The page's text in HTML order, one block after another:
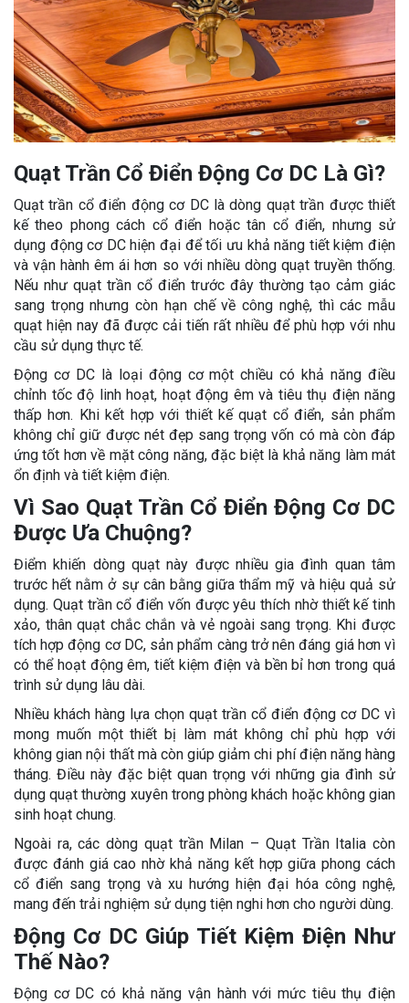
Quạt Trần Cổ Điển Động Cơ DC Là Gì?
Quạt trần cổ điển động cơ DC là dòng quạt trần được thiết
kế theo phong cách cổ điển hoặc tân cổ điển, nhưng sử
dụng động cơ DC hiện đại để tối ưu khả năng tiết kiệm điện
và vận hành êm ái hơn so với nhiều dòng quạt truyền thống.
Nếu như quạt trần cổ điển trước đây thường tạo cảm giác
sang trọng nhưng còn hạn chế về công nghệ, thì các mẫu
quạt hiện nay đã được cải tiến rất nhiều để phù hợp với nhu
cầu sử dụng thực tế.
Động cơ DC là loại động cơ một chiều có khả năng điều
chỉnh tốc độ linh hoạt, hoạt động êm và tiêu thụ điện năng
thấp hơn. Khi kết hợp với thiết kế quạt cổ điển, sản phẩm
không chỉ giữ được nét đẹp sang trọng vốn có mà còn đáp
ứng tốt hơn về mặt công năng, đặc biệt là khả năng làm mát
ổn định và tiết kiệm điện.
Vì Sao Quạt Trần Cổ Điển Động Cơ DC
Được Ưa Chuộng?
Điểm khiến dòng quạt này được nhiều gia đình quan tâm
trước hết nằm ở sự cân bằng giữa thẩm mỹ và hiệu quả sử
dụng. Quạt trần cổ điển vốn được yêu thích nhờ thiết kế tinh
xảo, thân quạt chắc chắn và vẻ ngoài sang trọng. Khi được
tích hợp động cơ DC, sản phẩm càng trở nên đáng giá hơn vì
có thể hoạt động êm, tiết kiệm điện và bền bỉ hơn trong quá
trình sử dụng lâu dài.
Nhiều khách hàng lựa chọn quạt trần cổ điển động cơ DC vì
mong muốn một thiết bị làm mát không chỉ phù hợp với
không gian nội thất mà còn giúp giảm chi phí điện năng hàng
tháng. Điều này đặc biệt quan trọng với những gia đình sử
dụng quạt thường xuyên trong phòng khách hoặc không gian
sinh hoạt chung.
Ngoài ra, các dòng quạt trần Milan – Quạt Trần Italia còn
được đánh giá cao nhờ khả năng kết hợp giữa phong cách
cổ điển sang trọng và xu hướng hiện đại hóa công nghệ,
mang đến trải nghiệm sử dụng tiện nghi hơn cho người dùng.
Động Cơ DC Giúp Tiết Kiệm Điện Như
Thế Nào?
Động cơ DC có khả năng vận hành với mức tiêu thụ điện